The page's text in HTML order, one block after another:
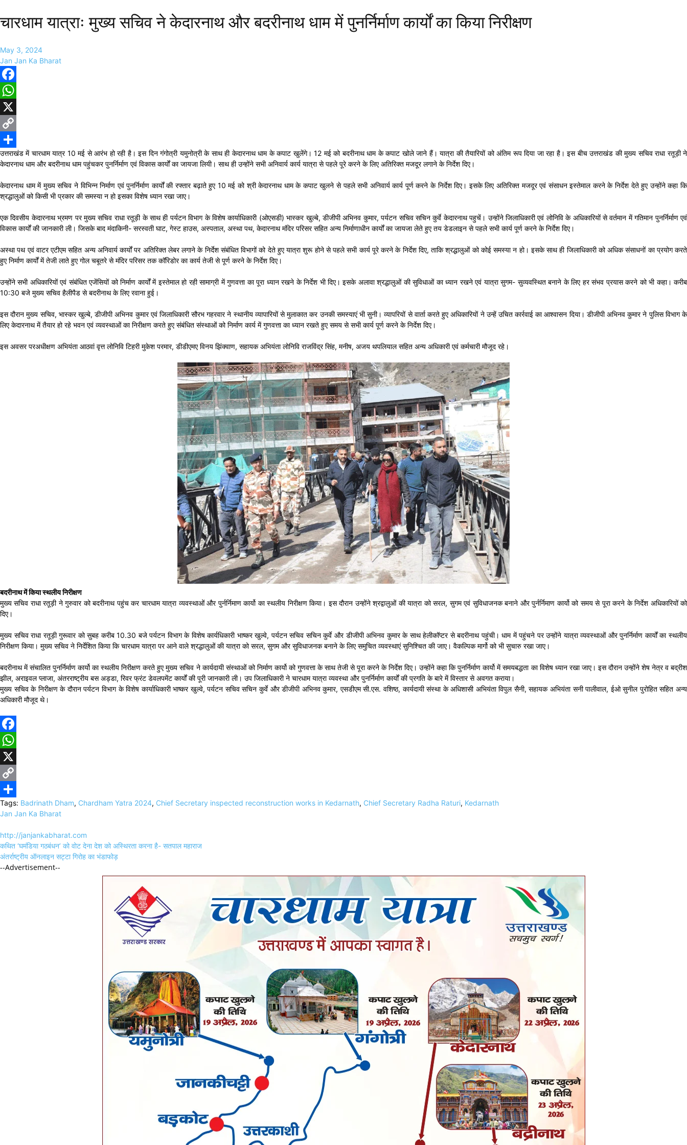
चारधाम यात्राः मुख्य सचिव ने केदारनाथ और बदरीनाथ धाम में पुनर्निर्माण कार्यों का किया निरीक्षण
May 3, 2024
Jan Jan Ka Bharat
Facebook
WhatsApp
X
Copy
Link
Share
उत्तराखंड में चारधाम यात्र 10 मई से आरंभ हो रही है। इस दिन गंगोत्री यमुनोत्री के साथ ही केदारनाथ धाम के कपाट खुलेंगे। 12 मई को बदरीनाथ धाम के कपाट खोले जाने हैं। यात्रा की तैयारियों को अंतिम रूप दिया जा रहा है। इस बीच उत्तराखंड की मुख्य सचिव राधा रतूड़ी ने
केदारनाथ धाम और बदरीनाथ धाम पहुंचकर पुनर्निर्माण एवं विकास कार्यों का जायजा लियी। साथ ही उन्होंने सभी अनिवार्य कार्य यात्रा से पहले पूरे करने के लिए अतिरिक्त मजदूर लगाने के निर्देश दिए।
केदारनाथ धाम में मुख्य सचिव ने विभिन्न निर्माण एवं पुनर्निर्माण कार्यों की रफ्तार बढ़ाते हुए 10 मई को श्री केदारनाथ धाम के कपाट खुलने से पहले सभी अनिवार्य कार्य पूर्ण करने के निर्देश दिए। इसके लिए अतिरिक्त मजदूर एवं संसाधन इस्तेमाल करने के निर्देश देते हुए उन्होंने कहा कि
श्रद्धालुओं को किसी भी प्रकार की समस्या न हो इसका विशेष ध्यान रखा जाए।
एक दिवसीय केदारनाथ भ्रमण पर मुख्य सचिव राधा रतूड़ी के साथ ही पर्यटन विभाग के विशेष कार्याधिकारी (ओएसडी) भास्कर खुल्बे, डीजीपी अभिनव कुमार, पर्यटन सचिव सचिन कुर्वे केदारनाथ पहुचें। उन्होंने जिलाधिकारी एवं लोनिवि के अधिकारियों से वर्तमान में गतिमान पुनर्निर्माण एवं
विकास कार्यों की जानकारी ली। जिसके बाद मंदाकिनी- सरस्वती घाट, गेस्ट हाउस, अस्पताल, अस्था पथ, केदारनाथ मंदिर परिसर सहित अन्य निर्माणाधीन कार्यों का जायजा लेते हुए तय डेडलाइन से पहले सभी कार्य पूर्ण करने के निर्देश दिए।
अस्था पथ एवं वाटर एटीएम सहित अन्य अनिवार्य कार्यों पर अतिरिक्त लेबर लगाने के निर्देश संबंधित विभागों को देते हुए यात्रा शुरू होने से पहले सभी कार्य पूरे करने के निर्देश दिए, ताकि श्रद्धालुओं को कोई समस्या न हो। इसके साथ ही जिलाधिकारी को अधिक संसाधनों का प्रयोग करते
हुए निर्माण कार्यों में तेजी लाते हुए गोल चबूतरे से मंदिर परिसर तक कॉरिडोर का कार्य तेजी से पूर्ण करने के निर्देश दिए।
उन्होंने सभी अधिकारियों एवं संबंधित एजेंसियों को निर्माण कार्यों में इस्तेमाल हो रही सामाग्री में गुणवत्ता का पूरा ध्यान रखने के निर्देश भी दिए। इसके अलावा श्रद्धालुओं की सुविधाओं का ध्यान रखने एवं यात्रा सुगम- सुव्यवस्थित बनाने के लिए हर संभव प्रयास करने को भी कहा। करीब
10:30 बजे मुख्य सचिव हैलीपैड से बदरीनाथ के लिए रवाना हुई।
इस दौरान मुख्य सचिव, भास्कर खुल्बे, डीजीपी अभिनव कुमार एवं जिलाधिकारी सौरभ गहरवार ने स्थानीय व्यापारियों से मुलाकात कर उनकी समस्याएं भी सुनी। व्यापरियों से वार्ता करते हुए अधिकारियों ने उन्हें उचित कार्रवाई का आश्वासन दिया। डीजीपी अभिनव कुमार ने पुलिस विभाग के
लिए केदारनाथ में तैयार हो रहे भवन एवं व्यवस्थाओं का निरीक्षण करते हुए संबंधित संस्थाओं को निर्माण कार्य में गुणवत्ता का ध्यान रखते हुए समय से सभी कार्य पूर्ण करने के निर्देश दिए।
इस अवसर परअधीक्षण अभियंता आठवां वृत्त लोनिवि टिहरी मुकेश परमार, डीडीएमए विनय झिंक्वाण, सहायक अभियंता लोनिवि राजविंद्र सिंह, मनीष, अजय थपलियाल सहित अन्य अधिकारी एवं कर्मचारी मौजूद रहे।
बदरीनाथ में किया स्थलीय निरीक्षण
मुख्य सचिव राधा रतूड़ी ने गुरुवार को बदरीनाथ पहुंच कर चारधाम यात्रा व्यवस्थाओं और पुर्नर्निमाण कार्यो का स्थलीय निरीक्षण किया। इस दौरान उन्होंने श्रद्वालुओं की यात्रा को सरल, सुगम एवं सुविधाजनक बनाने और पुर्नर्निमाण कार्यो को समय से पूरा करने के निर्देश अधिकारियों को
दिए।
मुख्य सचिव राधा रतूड़ी गुरूवार को सुबह करीब 10.30 बजे पर्यटन विभाग के विशेष कार्यधिकारी भाष्कर खुल्वे, पर्यटन सचिव सचिन कुर्वे और डीजीपी अभिनव कुमार के साथ हेलीकॉप्टर से बदरीनाथ पहुंची। धाम में पहुंचने पर उन्होंने यात्रा व्यवस्थाओं और पुनर्निर्माण कार्यों का स्थलीय
निरीक्षण किया। मुख्य सचिव ने निर्देशित किया कि चारधाम यात्रा पर आने वाले श्रद्धालुओं की यात्रा को सरल, सुगम और सुविधाजनक बनाने के लिए समुचित व्यवस्थाएं सुनिश्चित की जाए। वैकल्पिक मार्गो को भी सुचारु रखा जाए।
बदरीनाथ में संचालित पुनर्निर्माण कार्यो का स्थलीय निरीक्षण करते हुए मुख्य सचिव ने कार्यदायी संस्थाओं को निर्माण कार्यो को गुणवत्ता के साथ तेजी से पूरा करने के निर्देश दिए। उन्होंने कहा कि पुनर्निर्माण कार्यो में समयबद्धता का विशेष ध्यान रखा जाए। इस दौरान उन्होंने शेष नेत्र व बद्रीश
झील, अराइवल प्लाजा, अंतरराष्ट्रीय बस अड्डा, रिवर फ्रंट डेवलपमेंट कार्यों की पूरी जानकारी ली। उप जिलाधिकारी ने चारधाम यात्रा व्यवस्था और पुनर्निर्माण कार्यों की प्रगति के बारे में विस्तार से अवगत कराया।
मुख्य सचिव के निरीक्षण के दौरान पर्यटन विभाग के विशेष कार्याधिकारी भाष्कर खुल्वे, पर्यटन सचिव सचिन कुर्वे और डीजीपी अभिनव कुमार, एसडीएम सी.एस. वशिष्ठ, कार्यदायी संस्था के अधिशासी अभियंता विपुल सैनी, सहायक अभियंता सनी पालीवाल, ईओ सुनील पुरोहित सहित अन्य
अधिकारी मौजूद थे।
Facebook
WhatsApp
X
Copy
Link
Share
Tags: Badrinath Dham, Chardham Yatra 2024, Chief Secretary inspected reconstruction works in Kedarnath, Chief Secretary Radha Raturi, Kedarnath
Jan Jan Ka Bharat
http://janjankabharat.com
Post
navigation
कथित ‘घमंडिया गठबंधन’ को वोट देना देश को अस्थिरता करना है- सतपाल महाराज
अंतर्राष्ट्रीय ऑनलाइन सट्टा गिरोह का भंडाफोड़
--Advertisement--